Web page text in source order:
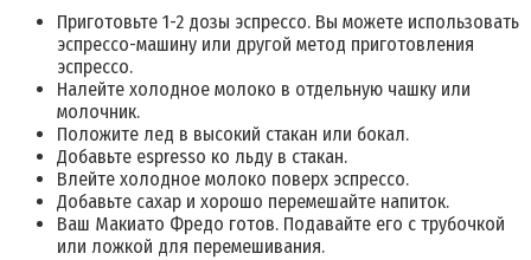
Приготовьте 1-2 дозы эспрессо. Вы можете использовать
эспрессо-машину или другой метод приготовления
эспрессо.
Налейте холодное молоко в отдельную чашку или
молочник.
Положите лед в высокий стакан или бокал.
Добавьте espresso ко льду в стакан.
Влейте холодное молоко поверх эспрессо.
Добавьте сахар и хорошо перемешайте напиток.
Ваш Макиато Фредо готов. Подавайте его с трубочкой
или ложкой для перемешивания.